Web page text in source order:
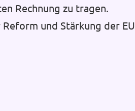
Rechnung zu tragen.
und Stärkung der